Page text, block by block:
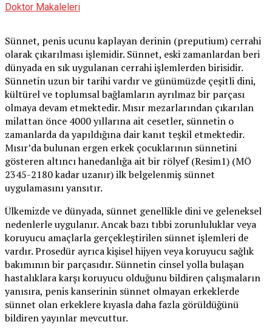
Doktor Makaleleri
Sünnet, penis ucunu kaplayan derinin (preputium) cerrahi
olarak çıkarılması işlemidir. Sünnet, eski zamanlardan beri
dünyada en sık uygulanan cerrahi işlemlerden birisidir.
Sünnetin uzun bir tarihi vardır ve günümüzde çeşitli dini,
kültürel ve toplumsal bağlamların ayrılmaz bir parçası
olmaya devam etmektedir. Mısır mezarlarından çıkarılan
milattan önce 4000 yıllarına ait cesetler, sünnetin o
zamanlarda da yapıldığına dair kanıt teşkil etmektedir.
Mısır’da bulunan ergen erkek çocuklarının sünnetini
gösteren altıncı hanedanlığa ait bir rölyef (Resim1) (MÖ
2345-2180 kadar uzanır) ilk belgelenmiş sünnet
uygulamasını yansıtır.
Ülkemizde ve dünyada, sünnet genellikle dini ve geleneksel
nedenlerle uygulanır. Ancak bazı tıbbi zorunluluklar veya
koruyucu amaçlarla gerçekleştirilen sünnet işlemleri de
vardır. Prosedür ayrıca kişisel hijyen veya koruyucu sağlık
bakımının bir parçasıdır. Sünnetin cinsel yolla bulaşan
hastalıklara karşı koruyucu olduğunu bildiren çalışmaların
yanısıra, penis kanserinin sünnet olmayan erkeklerde
sünnet olan erkeklere kıyasla daha fazla görüldüğünü
bildiren yayınlar mevcuttur.